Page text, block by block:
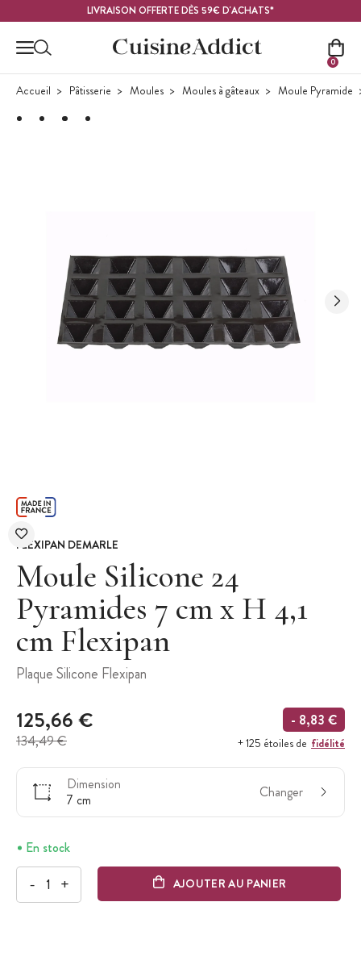
LIVRAISON OFFERTE DÈS 59€ D'ACHATS*
0
Accueil Pâtisserie Moules Moules à gâteaux Moule Pyramide
FLEXIPAN DEMARLE
Moule Silicone 24
Pyramides 7 cm x H 4,1
cm Flexipan
Plaque Silicone Flexipan
125,66 €
134,49 €
- 8,83 €
+ 125 étoiles de fidélité
Dimension
7 cm
Changer
En stock
- + AJOUTER AU PANIER